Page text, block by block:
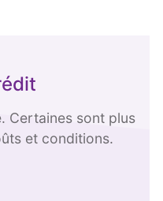
Certaines sont plus
et conditions.